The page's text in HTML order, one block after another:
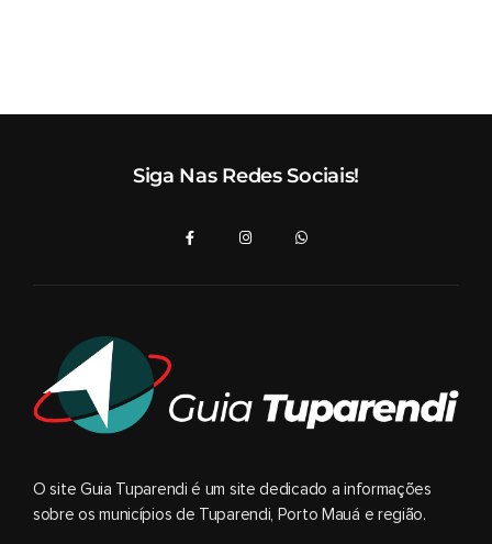
Siga Nas Redes Sociais!
O site Guia Tuparendi é um site dedicado a informações
sobre os municípios de Tuparendi, Porto Mauá e região.